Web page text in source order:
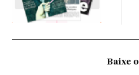
Baixe